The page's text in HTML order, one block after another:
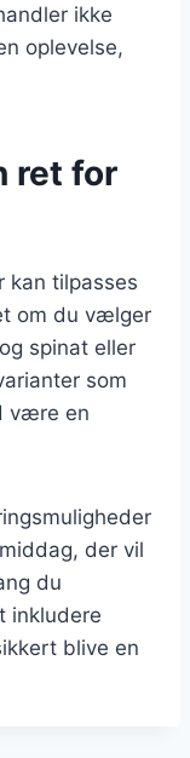
ikke
oplevelse,
ret for
kan tilpasses
om du vælger
spinat eller
som
være en
der vil
du
inkludere
blive en